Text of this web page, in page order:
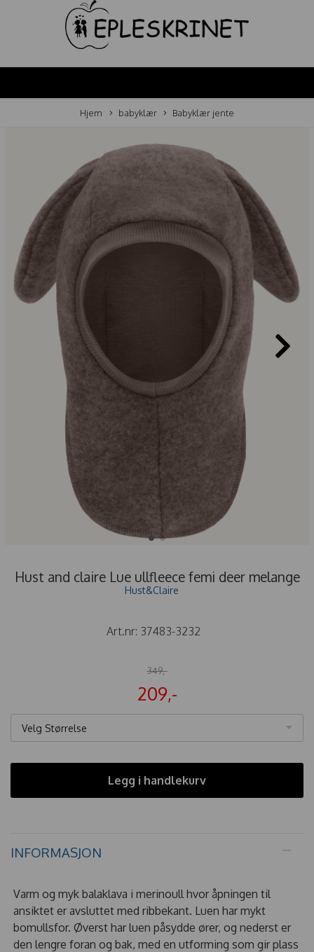
Hjem babyklær Babyklær jente
Hust and claire Lue ullfleece femi deer melange
Hust&Claire
Art.nr: 37483-3232
349,-
209,-
Velg Størrelse
Legg i handlekurv
INFORMASJON
Varm og myk balaklava i merinoull hvor åpningen til
ansiktet er avsluttet med ribbekant. Luen har mykt
bomullsfor. Øverst har luen påsydde ører, og nederst er
den lengre foran og bak, med en utforming som gir plass